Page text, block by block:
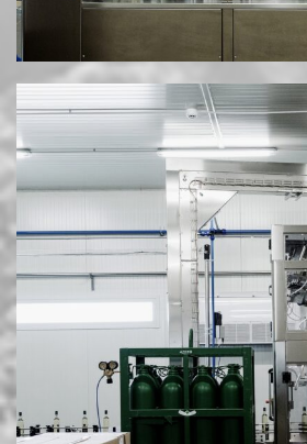
Διεύθ.: Νέα Μεσημβρία
Email:
Τηλ.: +30 2310.713981
HOSTED AND PROTECTED